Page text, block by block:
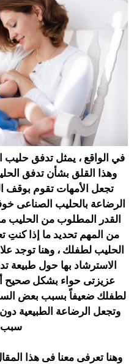
في الواقع ، يمثل تدفق حليب
وهذا القلق بشأن تدفق
تجعل الأمهات تقوم بوقف
الرضاعة بالحليب الصناعى
القدر المطلوب من الحليب
من المهم تحديد ما إذا كنتِ
الحليب لطفلك ، وهنا توجد
الاسترشاد بها حول طبيعة
عزيزتى حواء بشكل صحيح
لطفلك ضعيفاً بسبب بعض
وتجعل الرضاعة الطبيعية
وهنا تعرفى معنا فى هذا